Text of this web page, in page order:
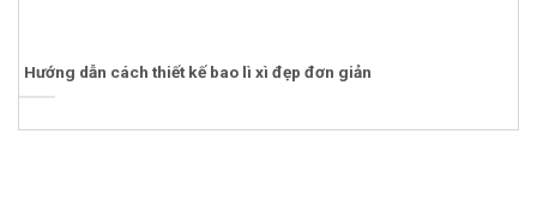
Hướng dẫn cách thiết kế bao lì xì đẹp đơn giản